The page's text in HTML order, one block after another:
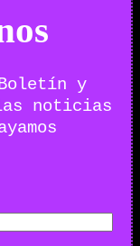
y
noticias